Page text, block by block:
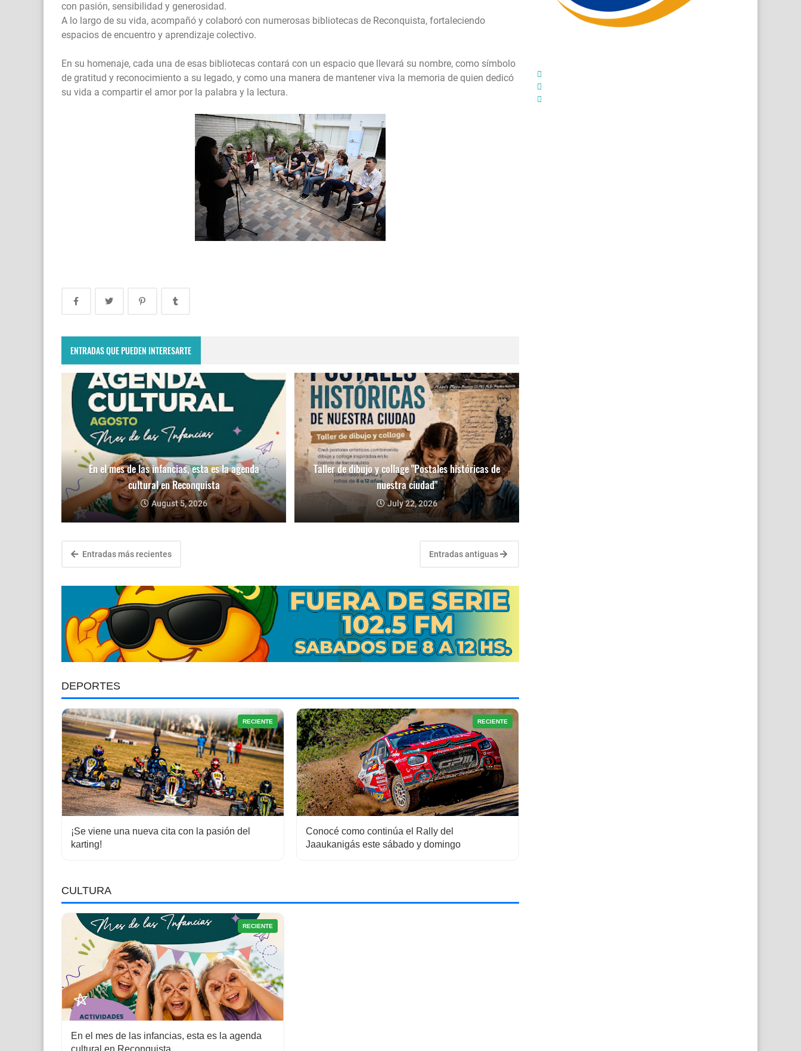
con pasión, sensibilidad y generosidad.
A lo largo de su vida, acompañó y colaboró con numerosas bibliotecas de Reconquista, fortaleciendo
espacios de encuentro y aprendizaje colectivo.
En su homenaje, cada una de esas bibliotecas contará con un espacio que llevará su nombre, como símbolo
de gratitud y reconocimiento a su legado, y como una manera de mantener viva la memoria de quien dedicó
su vida a compartir el amor por la palabra y la lectura.
ENTRADAS QUE PUEDEN INTERESARTE
En el mes de las infancias, esta es la agenda
cultural en Reconquista
August 5, 2026
Taller de dibujo y collage "Postales históricas de
nuestra ciudad"
July 22, 2026
Entradas más recientes Entradas antiguas
DEPORTES
RECIENTE
¡Se viene una nueva cita con la pasión del
karting!
RECIENTE
Conocé como continúa el Rally del
Jaaukanigás este sábado y domingo
CULTURA
RECIENTE
En el mes de las infancias, esta es la agenda